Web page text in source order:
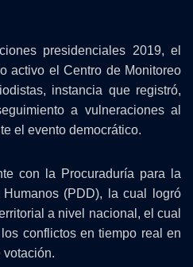
presidenciales 2019, el
activo el Centro de Monitoreo
instancia que registró,
a vulneraciones al
el evento democrático.
con la Procuraduría para la
(PDD), la cual logró
a nivel nacional, el cual
conflictos en tiempo real en
votación.